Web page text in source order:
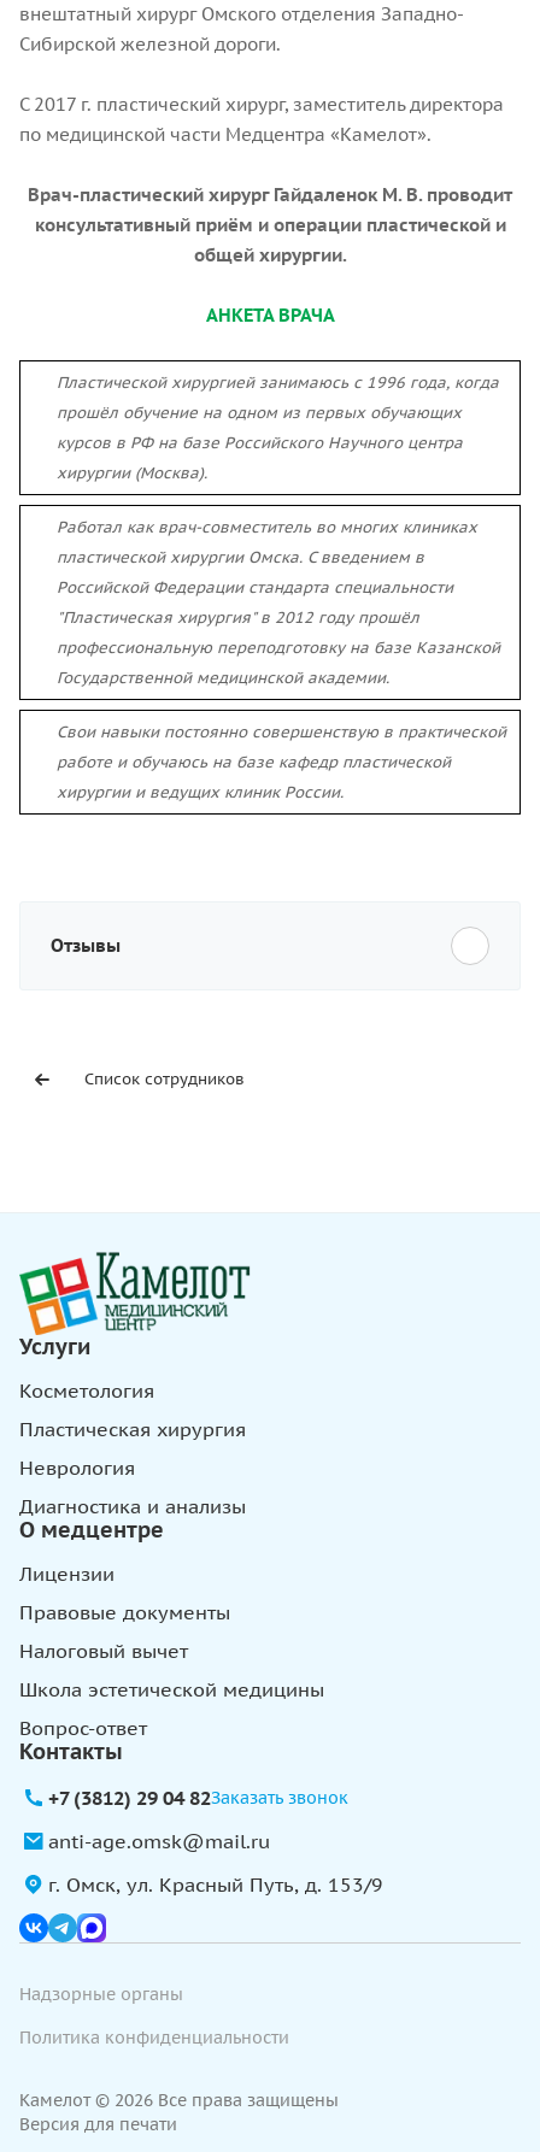
внештатный хирург Омского отделения Западно-
Сибирской железной дороги.
С 2017 г. пластический хирург, заместитель директора
по медицинской части Медцентра «Камелот».
Врач-пластический хирург Гайдаленок М. В. проводит
консультативный приём и операции пластической и
общей хирургии.
АНКЕТА ВРАЧА
Пластической хирургией занимаюсь с 1996 года, когда
прошёл обучение на одном из первых обучающих
курсов в РФ на базе Российского Научного центра
хирургии (Москва).
Работал как врач-совместитель во многих клиниках
пластической хирургии Омска. С введением в
Российской Федерации стандарта специальности
"Пластическая хирургия" в 2012 году прошёл
профессиональную переподготовку на базе Казанской
Государственной медицинской академии.
Свои навыки постоянно совершенствую в практической
работе и обучаюсь на базе кафедр пластической
хирургии и ведущих клиник России.
Отзывы
Список сотрудников
Услуги
Косметология
Пластическая хирургия
Неврология
Диагностика и анализы
О медцентре
Лицензии
Правовые документы
Налоговый вычет
Школа эстетической медицины
Вопрос-ответ
Контакты
+7 (3812) 29 04 82Заказать звонок
anti-age.omsk@mail.ru
г. Омск, ул. Красный Путь, д. 153/9
Надзорные органы
Политика конфиденциальности
Камелот © 2026 Все права защищены
Версия для печати